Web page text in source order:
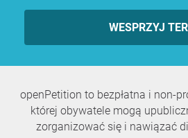
WESPRZYJ
openPetition to bezpłatna i non-
której obywatele mogą
zorganizować się i nawiązać